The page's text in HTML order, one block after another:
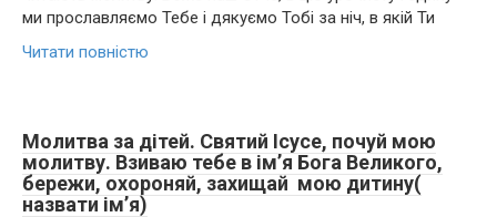
ми прославляємо Тебе і дякуємо Тобі за ніч, в якій Ти
Читати повністю
Молитва за дітей. Святий Ісусе, почуй мою
молитву. Взиваю тебе в імʼя Бога Великого,
бережи, охороняй, захищай мою дитину(
назвати імʼя)